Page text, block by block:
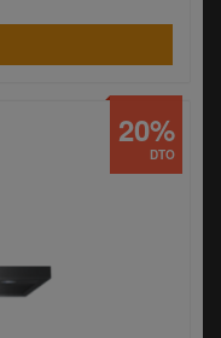
DTO
20%